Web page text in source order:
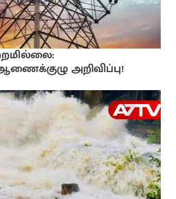
அறிவிப்பு!